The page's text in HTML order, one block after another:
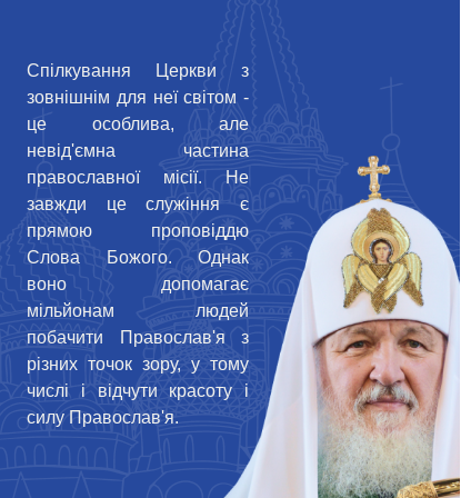
Спілкування Церкви з
зовнішнім для неї світом -
це особлива, але
невід'ємна частина
православної місії. Не
завжди це служіння є
прямою проповіддю
Слова Божого. Однак
воно допомагає
мільйонам людей
побачити Православ'я з
різних точок зору, у тому
числі і відчути красоту і
силу Православ'я.